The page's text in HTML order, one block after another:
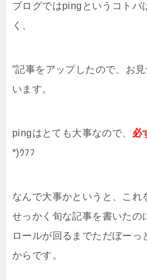
ブログではpingというコトバ
く、
”記事をアップしたので、お
います。
pingはとても大事なので、 必
*)ｳﾌﾌ
なんで大事かというと、これ
せっかく旬な記事を書いたの
ロールが回るまでただぼーっ
からです。